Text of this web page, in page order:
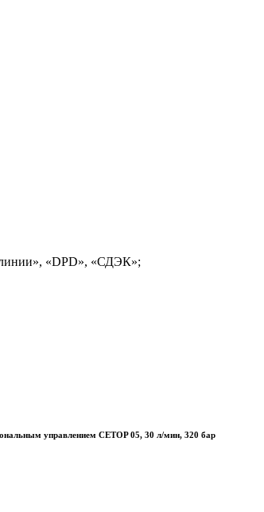
линии», «DPD», «СДЭК»;
управлением CETOP 05, 30 л/мин, 320 бар